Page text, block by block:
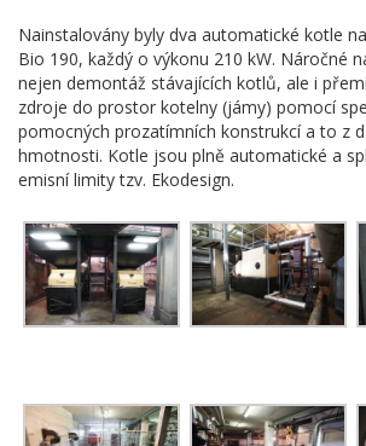
Nainstalovány byly dva automatické kotle
Bio 190, každý o výkonu 210 kW. Náročné
nejen demontáž stávajících kotlů, ale i
zdroje do prostor kotelny (jámy) pomocí
pomocných prozatímních konstrukcí a to z
hmotnosti. Kotle jsou plně automatické a
emisní limity tzv. Ekodesign.